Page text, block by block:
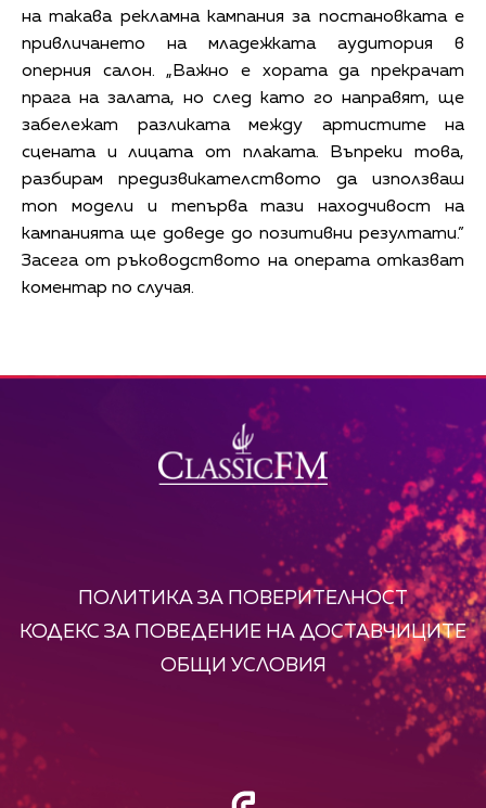
на такава рекламна кампания за постановката е
привличането на младежката аудитория в
оперния салон. „Важно е хората да прекрачат
прага на залата, но след като го направят, ще
забележат разликата между артистите на
сцената и лицата от плаката. Въпреки това,
разбирам предизвикателството да използваш
топ модели и тепърва тази находчивост на
кампанията ще доведе до позитивни резултати.”
Засега от ръководството на операта отказват
коментар по случая.
ПОЛИТИКА ЗА ПОВЕРИТЕЛНОСТ
КОДЕКС ЗА ПОВЕДЕНИЕ НА ДОСТАВЧИЦИТЕ
ОБЩИ УСЛОВИЯ